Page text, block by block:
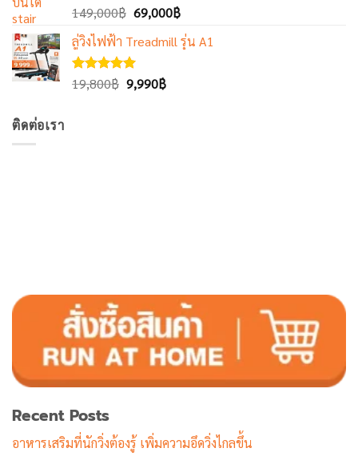
ให้คะแนน
ตั้งแต่
1-5
คะแนน
149,000฿ Original
was:
149,000฿.
69,000฿Current
is:
ลู่วิ่งไฟฟ้า Treadmill รุ่น A1
ให้คะแนน
5.00
ตั้งแต่
19,800฿ Original
9,990฿Current
ติดต่อเรา
Recent Posts
อาหารเสริมที่นักวิ่งต้องรู้ เพิ่มความอึดวิ่งไกลขึ้น